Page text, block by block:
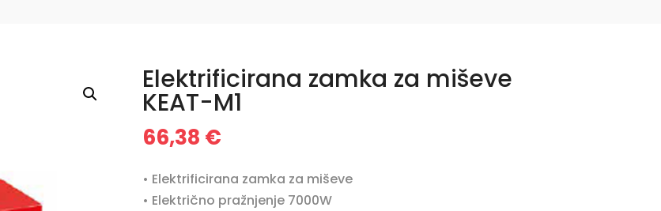
Elektrificirana zamka za miševe
KEAT-M1
66,38 €
• Elektrificirana zamka za miševe
• Električno pražnjenje 7000W